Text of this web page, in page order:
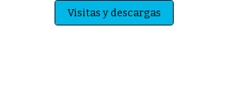
Visitas y descargas